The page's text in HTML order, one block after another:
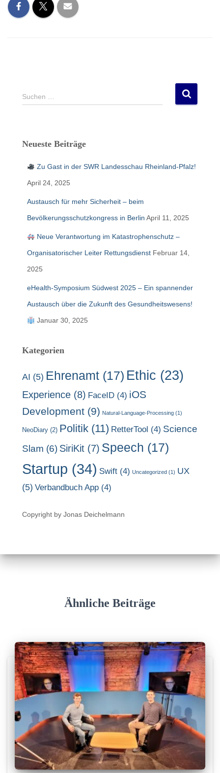
S
u
n
Suchen …
Neueste Beiträge
Zu Gast in der SWR Landesschau Rheinland-Pfalz!
April 24, 2025
Austausch für mehr Sicherheit – beim
Bevölkerungsschutzkongress in Berlin April 11, 2025
Neue Verantwortung im Katastrophenschutz –
Organisatorischer Leiter Rettungsdienst Februar 14,
2025
eHealth-Symposium Südwest 2025 – Ein spannender
Austausch über die Zukunft des Gesundheitswesens!
Januar 30, 2025
Kategorien
AI (5) Ehrenamt (17) Ethic (23)
Experience (8) FaceID (4) iOS
Development (9) Natural-Language-Processing (1)
NeoDiary (2) Politik (11) RetterTool (4) Science
Slam (6) SiriKit (7) Speech (17)
Startup (34) Swift (4) Uncategorized (1) UX
(5) Verbandbuch App (4)
Copyright by Jonas Deichelmann
Ähnliche Beiträge